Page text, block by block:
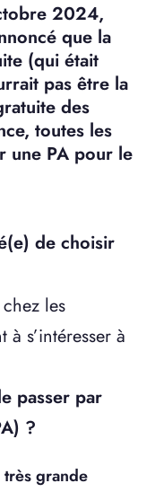
2024,
que la
(qui était
pas être la
des
toutes les
une PA pour le
de choisir
les
s’intéresser à
passer par
?
très grande